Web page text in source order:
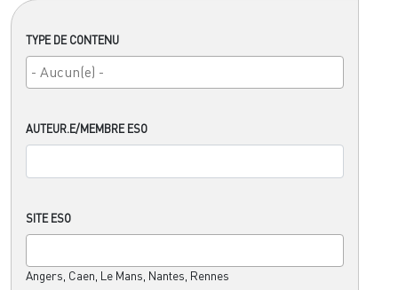
TYPE DE CONTENU
AUTEUR.E/MEMBRE ESO
SITE ESO
Angers, Caen, Le Mans, Nantes, Rennes